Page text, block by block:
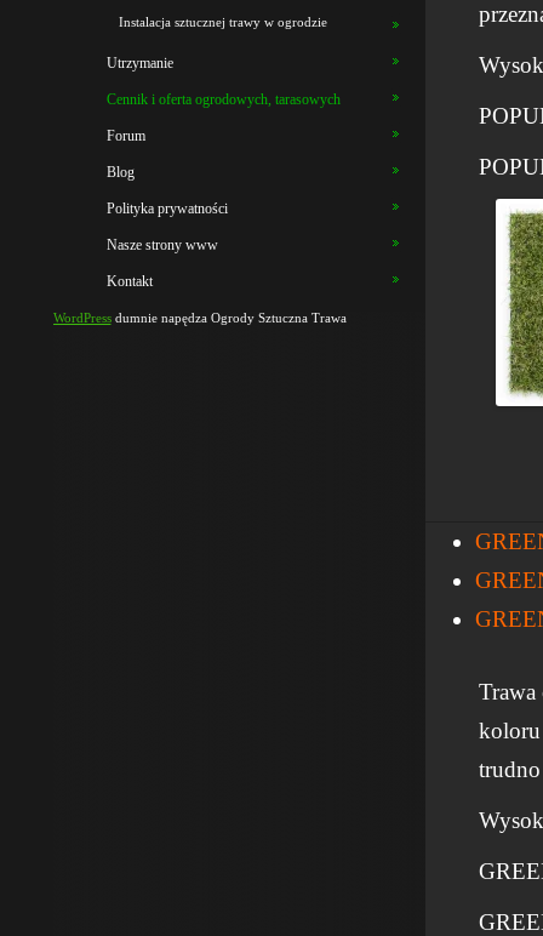
koloru
Instalacja sztucznej trawy w ogrodzie
Utrzymanie
Cennik i oferta ogrodowych, tarasowych
Forum
Blog
Polityka prywatności
Nasze strony www
Kontakt
WordPressdumnie napędza Ogrody Sztuczna Trawa